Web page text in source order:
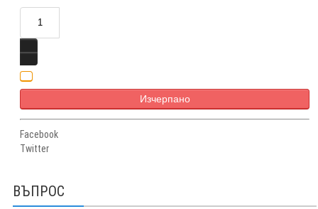
Изчерпано
Facebook
Twitter
ВЪПРОС